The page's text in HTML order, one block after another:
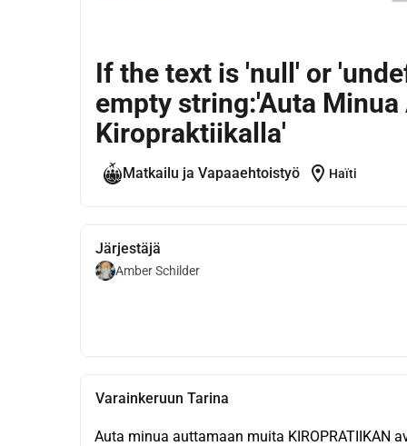
If the text is 'null' or
empty string:'Auta
Kiropraktiikalla'
Matkailu ja Vapaaehtoistyö location_on Haïti
Järjestäjä
Amber Schilder
Varainkeruun Tarina
Auta minua auttamaan muita KIROPRATIIKAN